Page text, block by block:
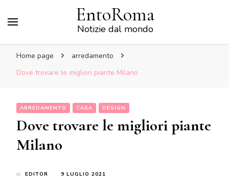
EntoRoma
Notizie dal mondo
Home page
arredamento
Dove trovare le migliori piante Milano
ARREDAMENTO CASA DESIGN
Dove trovare le migliori piante
Milano
di EDITOR 9 LUGLIO 2021